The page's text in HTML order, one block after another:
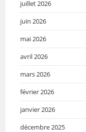
juillet 2026
juin 2026
mai 2026
avril 2026
mars 2026
février 2026
janvier 2026
décembre 2025